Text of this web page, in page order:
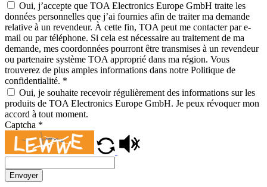
Oui, j’accepte que TOA Electronics Europe GmbH traite les
données personnelles que j’ai fournies afin de traiter ma demande
relative à un revendeur. À cette fin, TOA peut me contacter par e-
mail ou par téléphone. Si cela est nécessaire au traitement de ma
demande, mes coordonnées pourront être transmises à un revendeur
ou partenaire système TOA approprié dans ma région. Vous
trouverez de plus amples informations dans notre Politique de
confidentialité. *
Oui, je souhaite recevoir régulièrement des informations sur les
produits de TOA Electronics Europe GmbH. Je peux révoquer mon
accord à tout moment.
Captcha *
Envoyer